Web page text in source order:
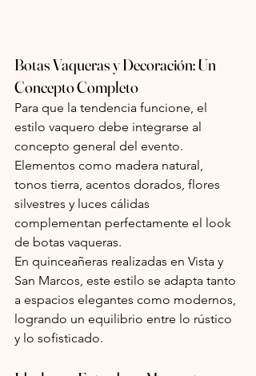
Botas Vaqueras y Decoración: Un
Concepto Completo
Para que la tendencia funcione, el
estilo vaquero debe integrarse al
concepto general del evento.
Elementos como madera natural,
tonos tierra, acentos dorados, flores
silvestres y luces cálidas
complementan perfectamente el look
de botas vaqueras.
En quinceañeras realizadas en Vista y
San Marcos, este estilo se adapta tanto
a espacios elegantes como modernos,
logrando un equilibrio entre lo rústico
y lo sofisticado.